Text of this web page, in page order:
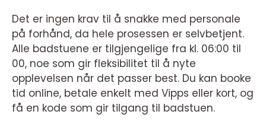
Det er ingen krav til å snakke med personale
på forhånd, da hele prosessen er selvbetjent.
Alle badstuene er tilgjengelige fra kl. 06:00 til
00, noe som gir fleksibilitet til å nyte
opplevelsen når det passer best. Du kan booke
tid online, betale enkelt med Vipps eller kort, og
få en kode som gir tilgang til badstuen.